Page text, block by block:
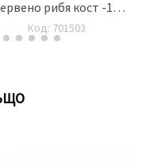
рибя кост -10
броя
Код: 701503